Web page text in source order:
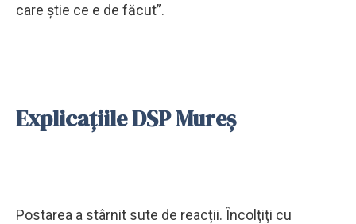
care ştie ce e de făcut”.
Explicațiile DSP Mureș
Postarea a stârnit sute de reacții. Încolţiţi cu